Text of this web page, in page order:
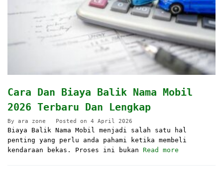
Cara Dan Biaya Balik Nama Mobil
2026 Terbaru Dan Lengkap
By ara zone Posted on 4 April 2026
Biaya Balik Nama Mobil menjadi salah satu hal
penting yang perlu anda pahami ketika membeli
kendaraan bekas. Proses ini bukan Read more